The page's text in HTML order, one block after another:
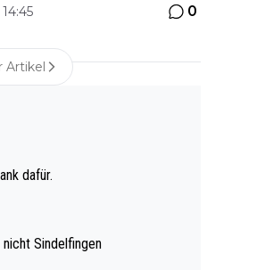
0
Artikel
dafür.
Sindelfingen